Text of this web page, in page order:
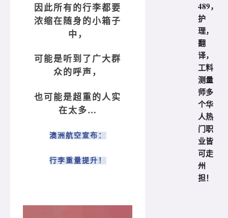
因此所有的行李都要
浓缩在随身的小箱子
中，
可能是听到了广大群
众的呼声，
也可能是超重的人实
在太多…
澳洲航空宣布：
行李重量提升！
489，
护
理，
翻
译，
工料
测量
师多
个华
人热
门职
业皆
可走
州
担！